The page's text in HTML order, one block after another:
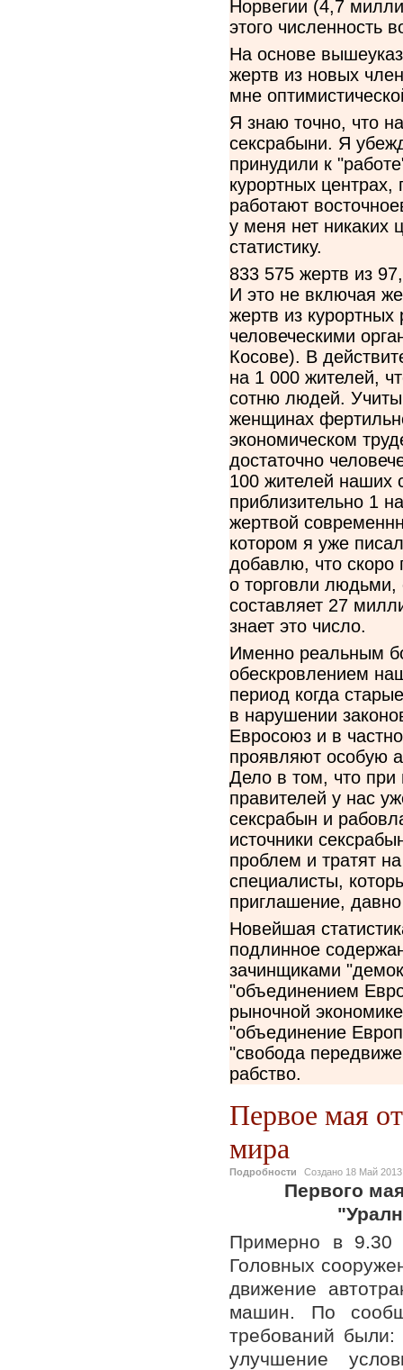
Норвегии (4,7
этого численность
На основе
жертв из новых
мне
Я знаю точно, что
сексрабыни. Я
принудили к
курортных центрах,
работают
у меня нет никаких
статистику.
833 575 жертв из
И это не включая
жертв из
человеческими
Косове). В
на 1 000 жителей,
сотню людей.
женщинах
экономическом
достаточно
100 жителей наших
приблизительно 1
жертвой
котором я уже
добавлю, что
о торговли людьми,
составляет 27
знает это число.
Именно реальным
обескровлением
период когда
в нарушении
Евросоюз и в
проявляют особую
Дело в том, что
правителей у нас
сексрабын и
источники
проблем и тратят
специалисты,
приглашение,
Новейшая
подлинное
зачинщиками
"объединением
рыночной
"объединение
"свобода
рабство.
Первое мая
мира
Подробности Создано 18 Май 2013
Первого
Примерно в 9.30
Головных
движение
машин. По
требований были:
улучшение